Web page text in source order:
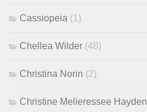
Cassiopeia (1)
Chellea Wilder (48)
Christina Norin (2)
Christine Melieressee Hayden